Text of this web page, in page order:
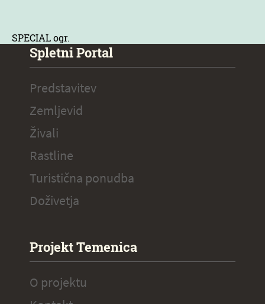
SPECIAL ogr.
Spletni Portal
Predstavitev
Zemljevid
Živali
Rastline
Turistična ponudba
Doživetja
Projekt Temenica
O projektu